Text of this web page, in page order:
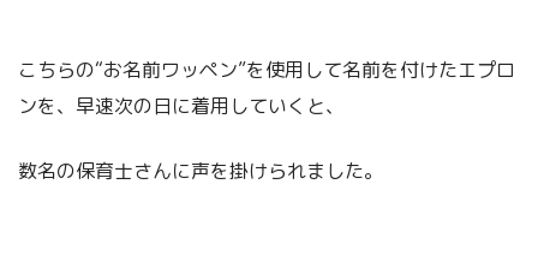
こちらの“お名前ワッペン”を使用して名前を付けたエプロ
ンを、早速次の日に着用していくと、
数名の保育士さんに声を掛けられました。